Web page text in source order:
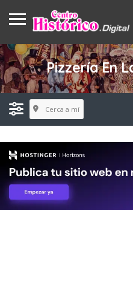
Pizzería En
Cerca a mí